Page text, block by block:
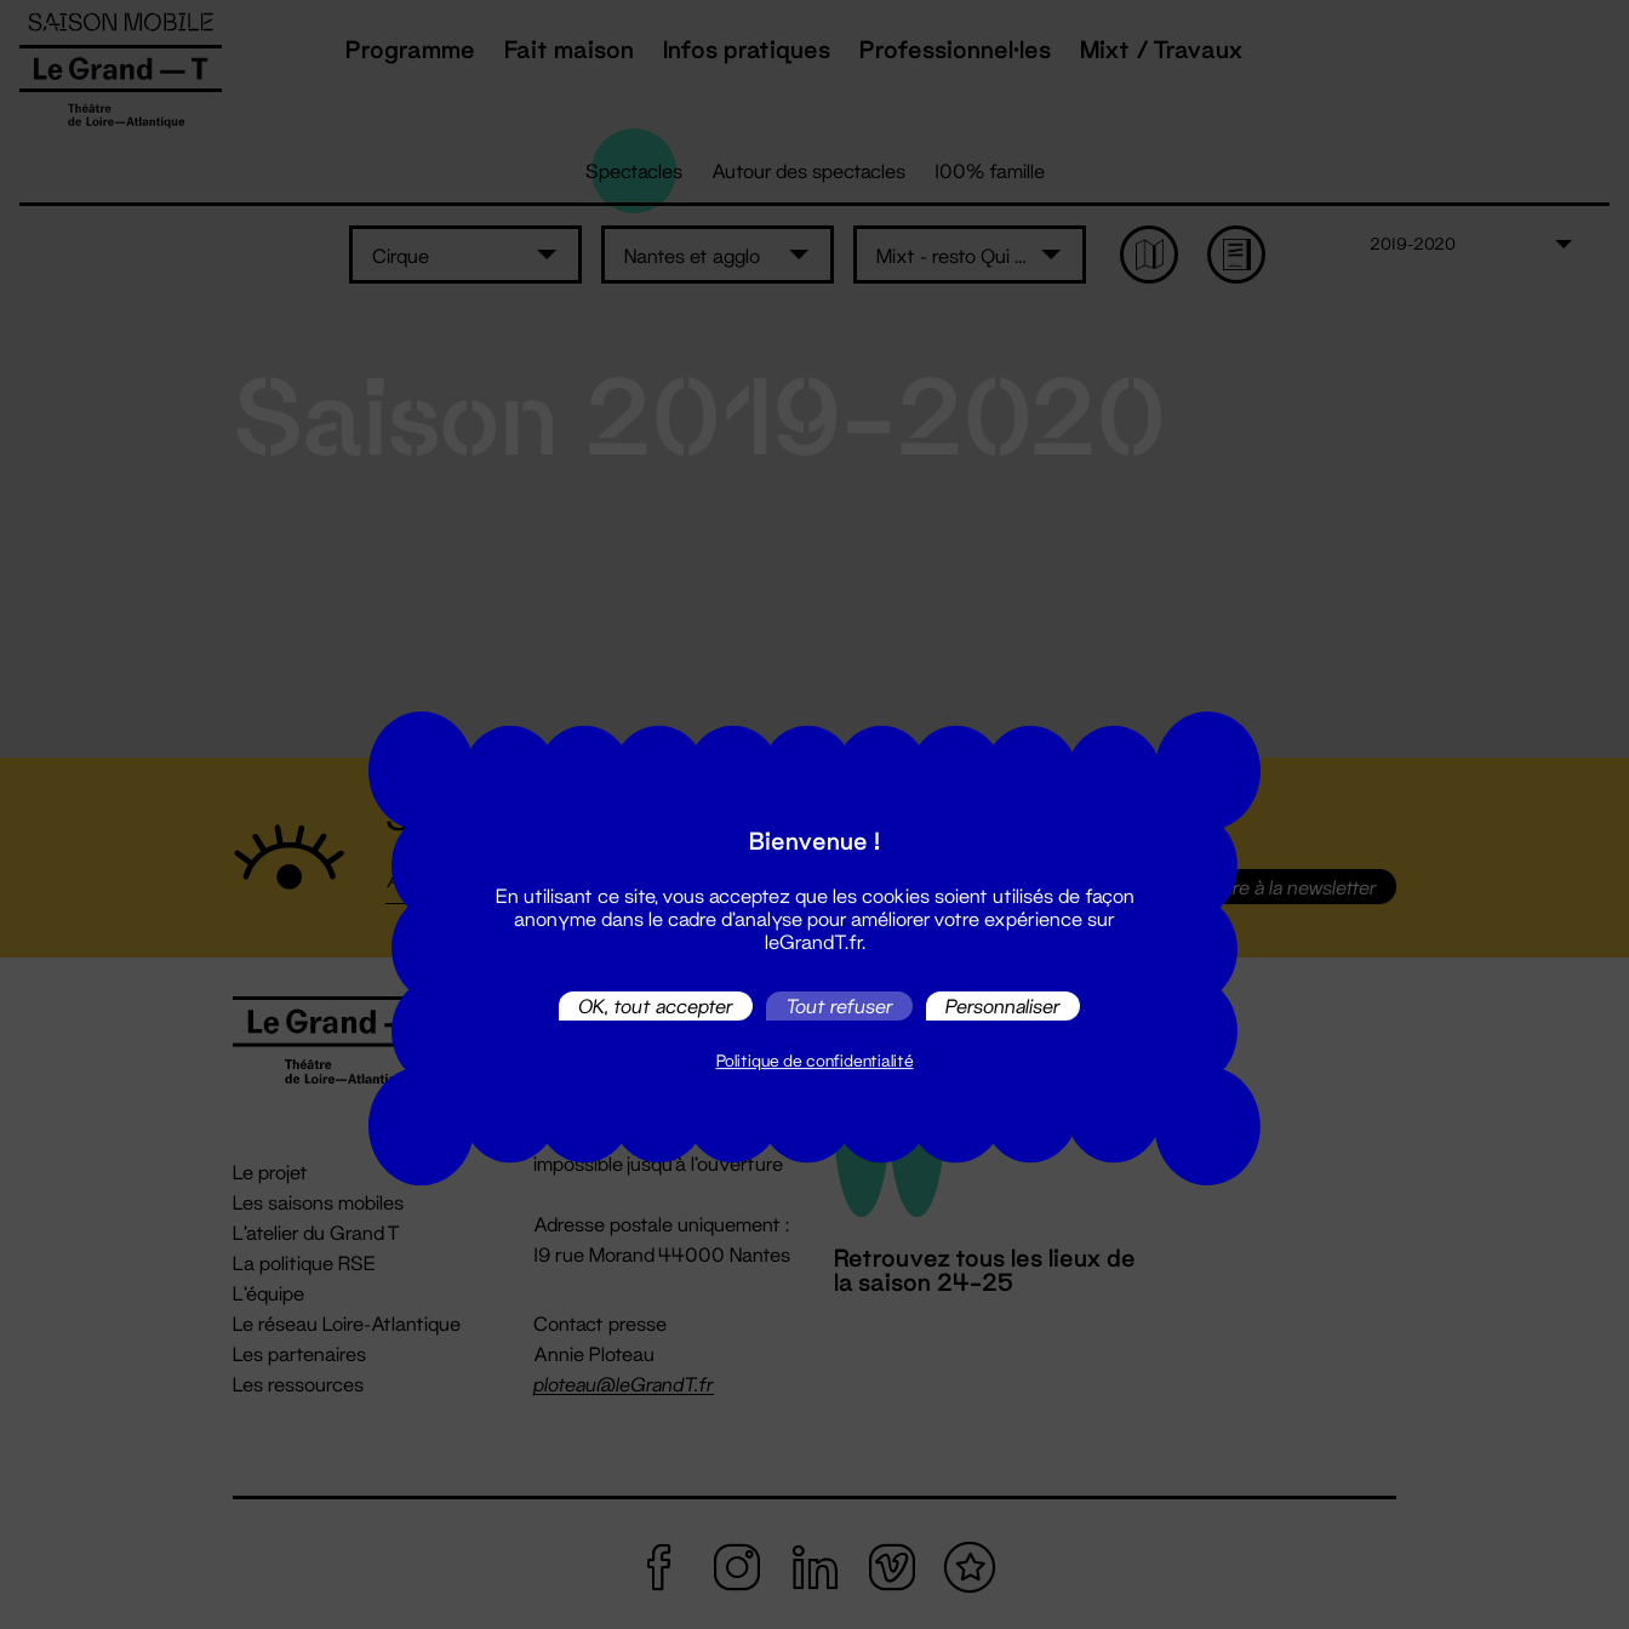
Programme Fait maison Infos pratiques Professionnel·les Mixt / Travaux
Spectacles Autour des spectacles 100% famille
Cirque Nantes et agglo Mixt - resto Qui Som
2019-2020
Suivez toutes les actualités du Grand T :
S'inscrire à la newsletter
Le projet
Les saisons mobiles
L'atelier du Grand T
La politique RSE
L'équipe
Le réseau Loire-Atlantique
Les partenaires
Les ressources
Billetterie
billetterie@leGrandT.fr
impossible jusqu'à l'ouverture
Adresse postale uniquement :
19 rue Morand 44000 Nantes
Contact presse
Annie Ploteau
ploteau@leGrandT.fr
Retrouvez tous les lieux de
la saison 24-25
Panneau de gestion des cookies
Bienvenue !
En utilisant ce site, vous acceptez que les cookies soient utilisés de façon
anonyme dans le cadre d'analyse pour améliorer votre expérience sur
leGrandT.fr.
OK, tout accepter Tout refuser Personnaliser
Politique de confidentialité